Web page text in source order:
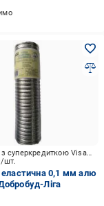
шт.
До -10% з суперкредиткою Visa Вигода
0,1 мм алю
Ліга